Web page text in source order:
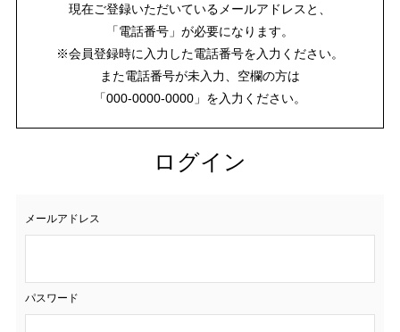
現在ご登録いただいているメールアドレスと、
「電話番号」が必要になります。
※会員登録時に入力した電話番号を入力ください。
また電話番号が未入力、空欄の方は
「000-0000-0000」を入力ください。
ログイン
メールアドレス
パスワード